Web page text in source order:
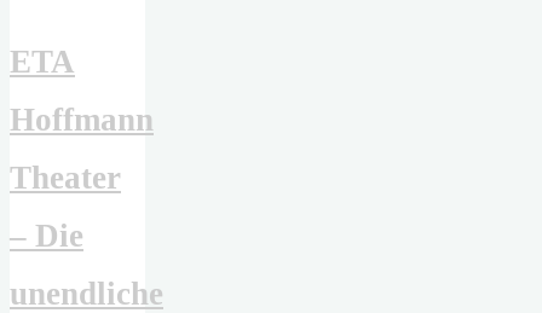
ETA
Hoffmann
Theater
– Die
unendliche